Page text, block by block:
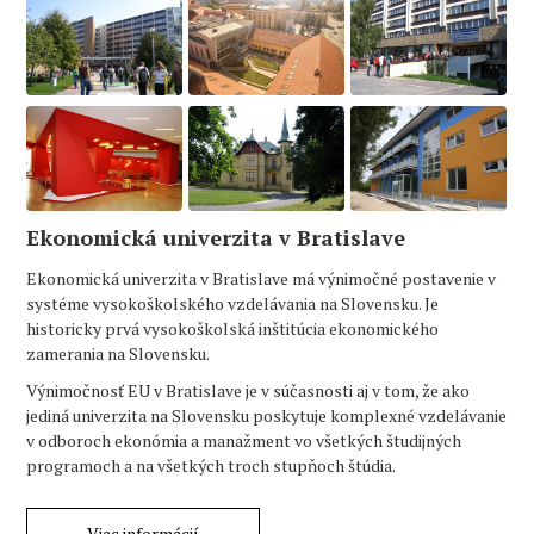
Ekonomická univerzita v Bratislave
Ekonomická univerzita v Bratislave má výnimočné postavenie v
systéme vysokoškolského vzdelávania na Slovensku. Je
historicky prvá vysokoškolská inštitúcia ekonomického
zamerania na Slovensku.
Výnimočnosť EU v Bratislave je v súčasnosti aj v tom, že ako
jediná univerzita na Slovensku poskytuje komplexné vzdelávanie
v odboroch ekonómia a manažment vo všetkých študijných
programoch a na všetkých troch stupňoch štúdia.